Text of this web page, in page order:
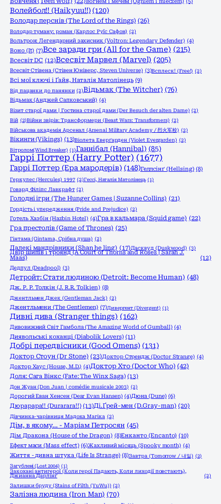
Волейбол!! (Haikyuu!!) (120)
Володар перснів (The Lord of the Rings) (26)
Володар туману: роман (Карлос Руїс Сафон) (2)
Вольтрон: Легендарний захисник (Voltron: Legendary Defender) (4)
Воно (It) (7)Все заради гри (All for the Game) (215)
Всесвіт DC (12)Всесвіт Марвел (Marvel) (205)
Всесвіт Стівена (Стівен Юніверс, Steven Universe) (3)Всплеск! (Free!) (2)
Всі мої ключі і Ґайя, Наталія Матолінець (9)
Від пацанки до панянки (2)Відьмак (The Witcher) (76)
Відьмак (Анджей Сапковський) (4)
Візит старої дами | Гостина старої дами (Der Besuch der alten Dame) (2)
Вій (2)Війни звірів: Трансформери (Beast Wars: Transformers) (2)
Військова академія Арсенал (Arsenal Military Academy / 烈火军校) (2)
Вікинги (Vikings) (13)Віолета Еверґарден (Violet Evergarden) (2)
Вітролом(Wind Breaker) (1)Ганнібал (Hannibal) (85)
Гаррі Поттер (Harry Potter) (1677)
Гаррі Поттер (Ера мародерів) (148)Геллсінґ (Hellsing) (8)
Геркулес (Hercules) 1997 (2)Гессі, Наталія Матолінець (1)
Говард Філіпс Лавкрафт (2)
Голодні ігри (The Hunger Games | Suzanne Collins) (21)
Гордість і упередження (Pride and Prejudice) (2)
Готель Хазбін (Hazbin Hotel) (4)Гра в кальмара (Squid game) (22)
Гра престолів (Game of Thrones) (25)
Гінтама (Gintama, Срібна душа) (2)
Далекі мандрівники (Shan he ling) (17)Дасквуд (Duskwood) (3)
Двір шипів і троянд (A Court of Thorns and Roses | Sarah J.
Maas) (12)
Дедпул (Deadpool) (3)
Детройт: Стати людиною (Detroit: Become Human) (48)
Дж. Р. Р. Толкін (J. R.R. Tolkien) (8)
Джентльмен Джек (Gentleman Jack) (2)
Джентльмени (The Gentlemen) (7)Дивергент (Divergent) (1)
Дивні дива (Stranger things) (162)
Дивовижний Світ Гамбола (The Amazing World of Gumball) (4)
Диявольські коханці (Diabolik Lovers) (11)
Добрі передвісники (Good Omens) (131)
Доктор Стоун (Dr Stone) (23)Доктор Стрендж (Doctor Strange) (4)
Доктор Хаус (House, M.D.) (4)Доктор Хто (Doctor Who) (42)
Доля: Сага Вінкс (Fate: The Winx Saga) (13)
Дон Жуан (Don Juan | comédie musicale 2003) (2)
Дорогий Еван Хенсен (Dear Evan Hansen) (4)Дюна (Dune) (6)
Дюрарара!! (Durarara!!) (13)Ді.Ґрей-мен (D.Gray-man) (20)
Дівчинка-чарівниця Мадока Магіка (2)
Дім, в якому… - Маріам Петросян (45)
Дім Дракона (House of the Dragon) (8)Енканто (Encanto) (10)
Ефект маси (Mass effect) (6)Жахливий місяць (Spooky month) (4)
Життя - дивна штука (Life Is Strange) (8)Завтра (Tomorrow / 내일) (2)
Загублені (Lost 2004) (1)
Закохані антигерої (Коли герої Падають, Коли лиходії повстають),
Джианна Дарлінґ
(2)
Залишки бруду (Stains of Filth (YuWu)) (2)
Залізна людина (Iron Man) (70)